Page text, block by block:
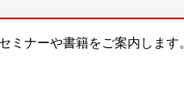
ミナーや書籍をご案内します